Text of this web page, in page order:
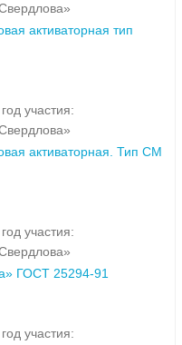
активаторная тип
участия:
активаторная. Тип СМ
участия:
ГОСТ 25294-91
участия: